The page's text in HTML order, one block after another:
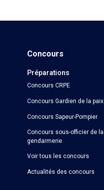
Concours
Préparations
Concours CRPE
Concours Gardien de la paix
Concours Sapeur-Pompier
Concours sous-officier de la
gendarmerie
Voir tous les concours
Actualités des concours